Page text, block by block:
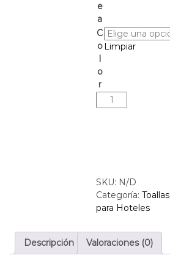
e
a
C
o
l
o
r
Limpiar
SKU: N/D
Categoría:Toallas
para Hoteles
Descripción Valoraciones (0)